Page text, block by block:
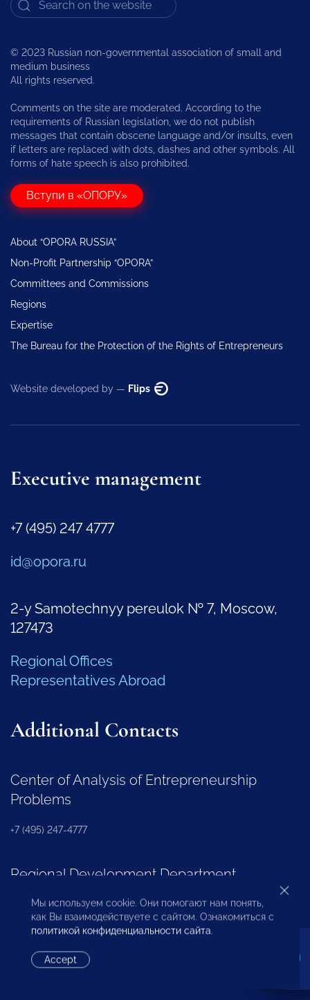
© 2023 Russian non-governmental association of small and
medium business
All rights reserved.
Comments on the site are moderated. According to the
requirements of Russian legislation, we do not publish
messages that contain obscene language and/or insults, even
if letters are replaced with dots, dashes and other symbols. All
forms of hate speech is also prohibited.
Вступи в «ОПОРУ»
About “OPORA RUSSIA”
Non-Profit Partnership “OPORA”
Committees and Commissions
Regions
Expertise
The Bureau for the Protection of the Rights of Entrepreneurs
Website developed by — Flips
Executive management
+7 (495) 247 4777
id@opora.ru
2-y Samotechnyy pereulok № 7, Moscow,
127473
Regional Offices
Representatives Abroad
Additional Contacts
Center of Analysis of Entrepreneurship
Problems
+7 (495) 247-4777
Regional Development Department
+7 (495) 247-4777 (доб. 116, 117, 132)
OPORA Business Association
Мы используем cookie. Они помогают нам понять,
как Вы взаимодействуете с сайтом. Ознакомиться с
политикой конфиденциальности сайта.
Accept